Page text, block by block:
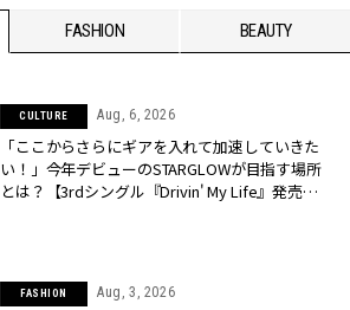
FASHION BEAUTY
CULTURE Aug, 6, 2026
「ここからさらにギアを入れて加速していきた
い！」今年デビューのSTARGLOWが目指す場所
とは？【3rdシングル『Drivin' My Life』発売】 |
FASHION Aug, 3, 2026